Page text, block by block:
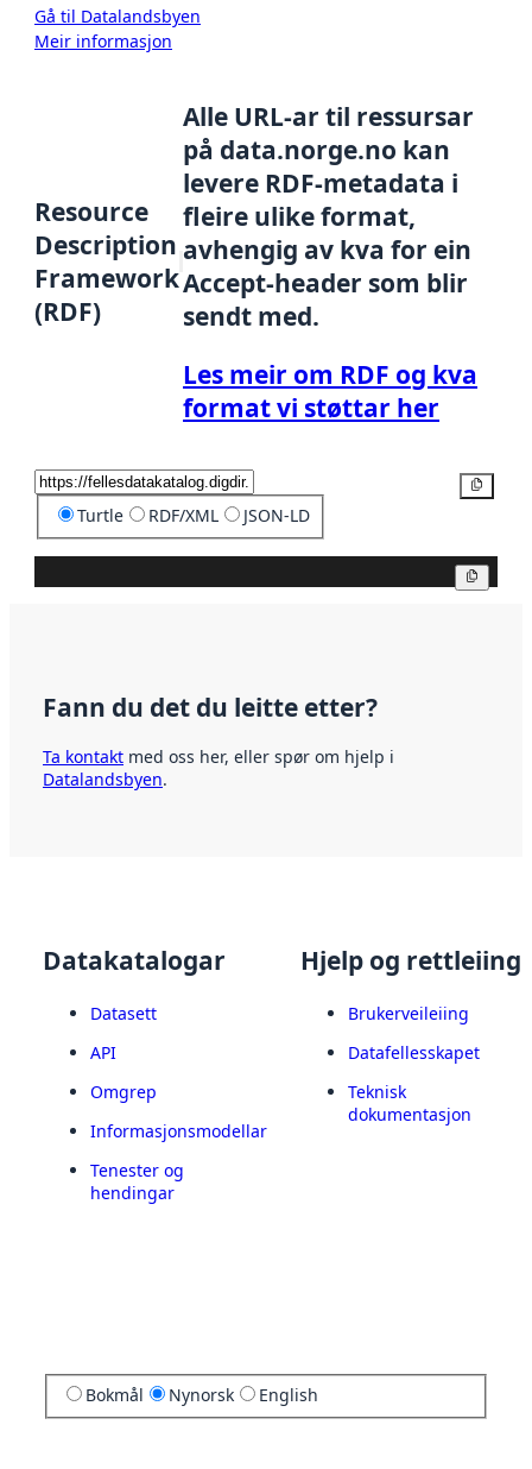
Gå til Datalandsbyen
Meir informasjon
Resource
Description
Framework
(RDF)
Alle URL-ar til ressursar
på data.norge.no kan
levere RDF-metadata i
fleire ulike format,
avhengig av kva for ein
Accept-header som blir
sendt med.
Les meir om RDF og kva
format vi støttar her
Turtle RDF/XML JSON-LD
Fann du det du leitte etter?
Ta kontakt med oss her, eller spør om hjelp i
Datalandsbyen.
Datakatalogar
Datasett
API
Omgrep
Informasjonsmodellar
Tenester og
hendingar
Hjelp og rettleiing
Brukerveileiing
Datafellesskapet
Teknisk
dokumentasjon
Bokmål Nynorsk English